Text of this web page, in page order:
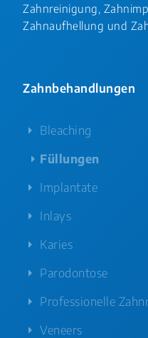
Zahnreinigung,
Zahnaufhellung und
Zahnbehandlungen
Bleaching
Füllungen
Implantate
Inlays
Karies
Parodontose
Professionelle
Veneers